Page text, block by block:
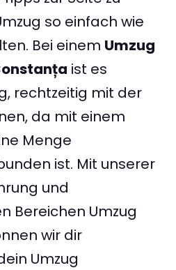
so einfach wie
Bei einem Umzug
ist es
rechtzeitig mit der
da mit einem
Menge
ist. Mit unserer
und
Bereichen Umzug
wir dir
Umzug